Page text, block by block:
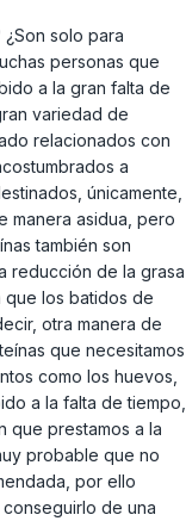
solo para
personas que
a la gran falta de
variedad de
relacionados con
a
únicamente,
manera asidua, pero
también son
reducción de la grasa
que los batidos de
otra manera de
que necesitamos
como los huevos,
a la falta de tiempo,
que prestamos a la
probable que no
por ello
de una